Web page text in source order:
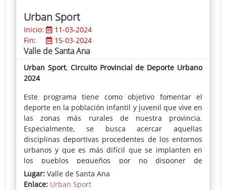
finalmente, objetos que la representan."
Urban Sport
Inicio:
11-03-2024
Fin:
15-03-2024
Valle de Santa Ana
Urban Sport, Circuito Provincial de Deporte Urbano
2024
Este programa tiene como objetivo fomentar el
deporte en la población infantil y juvenil que vive en
las zonas más rurales de nuestra provincia.
Especialmente, se busca acercar aquellas
disciplinas deportivas procedentes de los entornos
urbanos y que es más difícil que se implanten en
los pueblos pequeños por no disponer de
equipamientos, espacios donde practicarlos o
monitores que les enseñen su correcta práctica.
Lugar: Valle de Santa Ana
Enlace: Urban Sport